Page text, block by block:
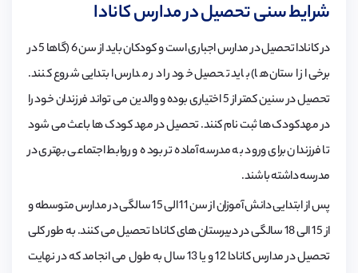
شرایط سنی تحصیل در مدارس کانادا
در کانادا تحصیل در مدارس اجباری است و کودکان باید از سن 6 (گاها 5 در
برخی از استان ها) باید تحصیل خود را در مدارس ابتدایی شروع کنند.
تحصیل در سنین کمتر از 5 اختیاری بوده و والدین می تواند فرزندان خود را
در مهدکودک ها ثبت نام کنند. تحصیل در مهد کودک ها باعث می شود
تا فرزندان برای ورود به مدرسه آماده تر بوده و روابط اجتماعی بهتری در
مدرسه داشته باشند.
پس از ابتدایی دانش آموزان از سن 11 الی 15 سالگی در مدارس متوسطه و
از 15 الی 18 سالگی در دبیرستان های کانادا تحصیل می کنند. به طور کلی
تحصیل در مدارس کانادا 12 و یا 13 سال به طول می انجامد که در نهایت